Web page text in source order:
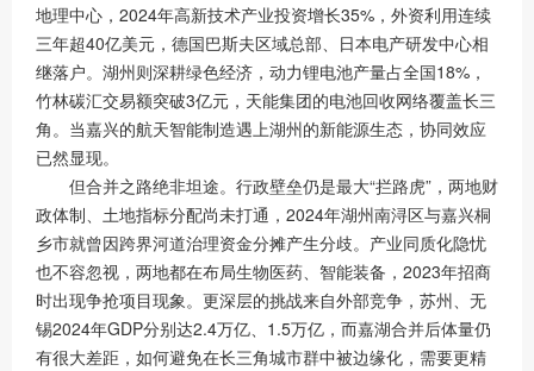
地理中心，2024年高新技术产业投资增长35%，外资利用连续
三年超40亿美元，德国巴斯夫区域总部、日本电产研发中心相
继落户。湖州则深耕绿色经济，动力锂电池产量占全国18%，
竹林碳汇交易额突破3亿元，天能集团的电池回收网络覆盖长三
角。当嘉兴的航天智能制造遇上湖州的新能源生态，协同效应
已然显现。
但合并之路绝非坦途。行政壁垒仍是最大“拦路虎”，两地财
政体制、土地指标分配尚未打通，2024年湖州南浔区与嘉兴桐
乡市就曾因跨界河道治理资金分摊产生分歧。产业同质化隐忧
也不容忽视，两地都在布局生物医药、智能装备，2023年招商
时出现争抢项目现象。更深层的挑战来自外部竞争，苏州、无
锡2024年GDP分别达2.4万亿、1.5万亿，而嘉湖合并后体量仍
有很大差距，如何避免在长三角城市群中被边缘化，需要更精